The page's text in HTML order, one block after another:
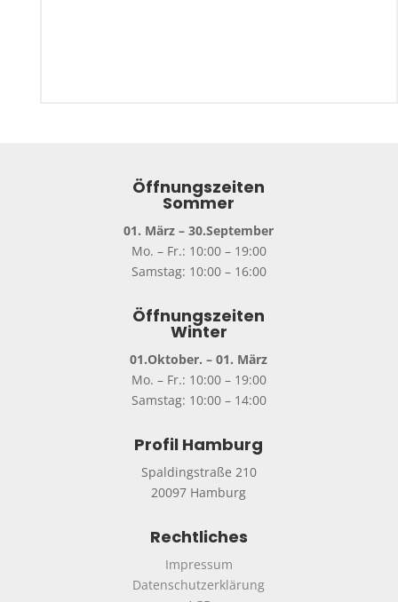
Öffnungszeiten
Sommer
01. März – 30.September
Mo. – Fr.: 10:00 – 19:00
Samstag: 10:00 – 16:00
Öffnungszeiten
Winter
01.Oktober. – 01. März
Mo. – Fr.: 10:00 – 19:00
Samstag: 10:00 – 14:00
Profil Hamburg
Spaldingstraße 210
20097 Hamburg
Rechtliches
Impressum
Datenschutzerklärung